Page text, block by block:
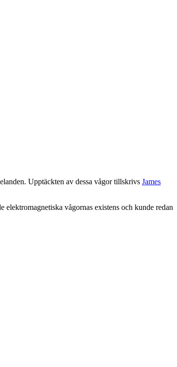
Upptäckten av dessa vågor tillskrivs James
vågornas existens och kunde redan